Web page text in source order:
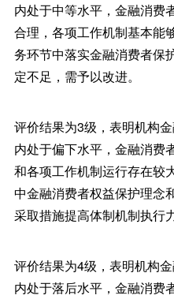
内处于中等水平，金融消费
合理，各项工作机制基本能
务环节中落实金融消费者保
定不足，需予以改进。
评价结果为3级，表明机构
内处于偏下水平，金融消费
和各项工作机制运行存在较
中金融消费者权益保护理念
采取措施提高体制机制执行
评价结果为4级，表明机构
内处于落后水平，金融消费